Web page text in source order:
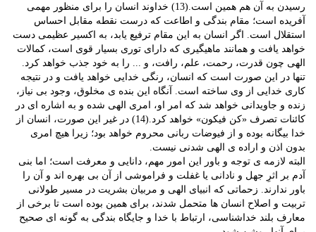
رسیدن به آن هم همین است.(13) خداوند انسان را برای منظور مهمی
آفریده است؛ مقام بندگی و اطاعت که درست نقطه مقابل احساس
استقلال است. اگر انسان به این مقام ترفیع یابد، به اکسیر عظیمی دست
خواهد یافت و همانند ماهیگیری که دارای توری بسیار قوی است، کمالات
الهی چون قدرت، رحمت، علم، رافت، و ... را به خود جذب خواهد کرد.
تنها در این صورت است که انسان، رنگی خدایی خواهد یافت و در نتیجه
کاری خدایی از وی ساخته است. آنگاه این بنده ی مخلوق، وجود بی نیاز،
زنده و جاویدانی خواهد شد که امر او، امری الهی شده و به اشاره ای در
کائنات تصرف «کن فیکون» خواهد کرد.(14) در غیر این صورت، انسان از
خدا بیگانه بوده و از فیوضات ربانی محروم خواهد بود؛ زیرا هیچ امری
بدون اذن و اراده ی الهی شدنی نیست.
البته لازمه ی توجه و باور این امور مهم، دانایی و معرفت است؛ اما بنی
آدم بر اثرِ جهل و نادانی یا غفلت و فراموشی از آن بی بهره اند و آن را
باور ندارند. زحماتی که انبیای الهی و مربیان بشریت در مسیر طولانی
تربیت و اصلاح انسان ها متحمل شدند، برای همین بوده است تا برخی از
معارف بلند خداشناسی، ارتباط با خدا و جایگاه بندگی به گونه ای صحیح